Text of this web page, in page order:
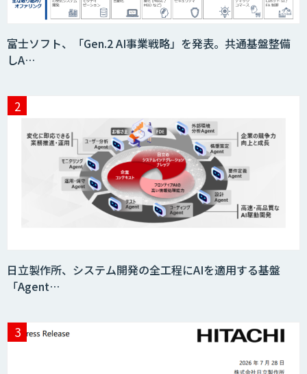
ション
Datatang AIデータ処理プラットフォー
ムサービス
富士ソフト、「Gen.2 AI事業戦略」を発表。共通基盤整備
しA…
日立製作所、システム開発の全工程にAIを適用する基盤
「Agent…